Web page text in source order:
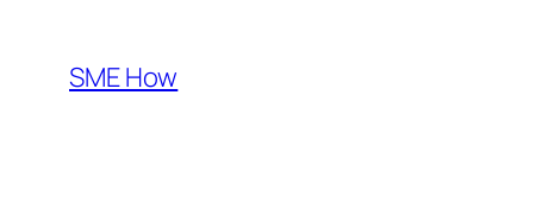
content
SME How